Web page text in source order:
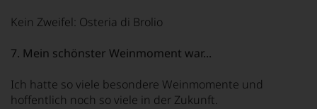
Kein Zweifel: Osteria di Brolio
7. Mein schönster Weinmoment war...
Ich hatte so viele besondere Weinmomente und
hoffentlich noch so viele in der Zukunft.